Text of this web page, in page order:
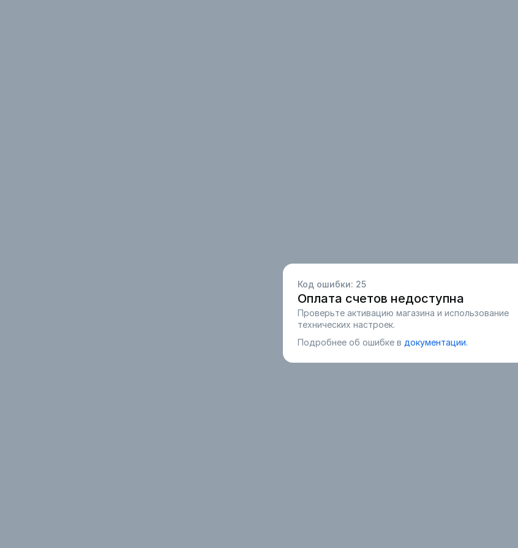
Код ошибки: 25
Оплата счетов недоступна
Проверьте активацию магазина и использование
технических настроек.
Подробнее об ошибке в документации.